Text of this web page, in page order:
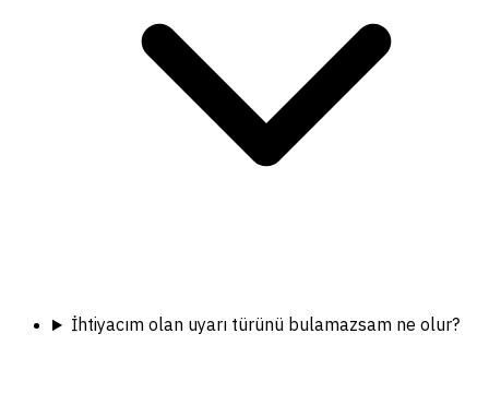
İhtiyacım olan uyarı türünü bulamazsam ne olur?